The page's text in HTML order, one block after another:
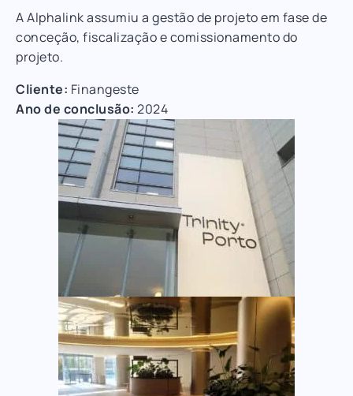
A Alphalink assumiu a gestão de projeto em fase de
conceção, fiscalização e comissionamento do
projeto.
Cliente: Finangeste
Ano de conclusão: 2024